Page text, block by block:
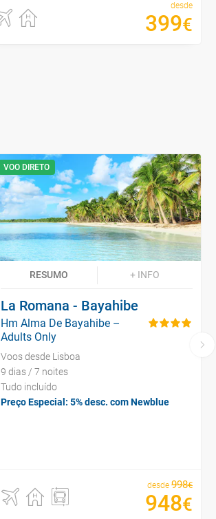
desde
399€
VOO DIRETO
RESUMO + INFO
La Romana - Bayahibe
Hm Alma De Bayahibe –
Adults Only
Voos desde Lisboa
9 dias / 7 noites
Tudo incluído
Preço Especial: 5% desc. com Newblue
desde 998€
948€